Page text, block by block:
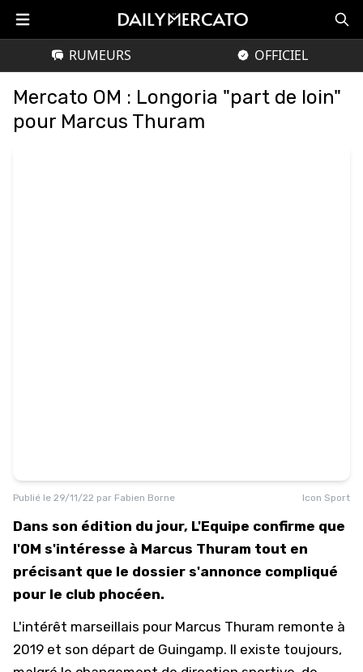
RUMEURS OFFICIEL
Mercato OM : Longoria "part de loin"
pour Marcus Thuram
Publié le 29/11/22 par Fabien Borne Icon Sport
Dans son édition du jour, L'Equipe confirme que
l'OM s'intéresse à Marcus Thuram tout en
précisant que le dossier s'annonce compliqué
pour le club phocéen.
L'intérêt marseillais pour Marcus Thuram remonte à
2019 et son départ de Guingamp. Il existe toujours,